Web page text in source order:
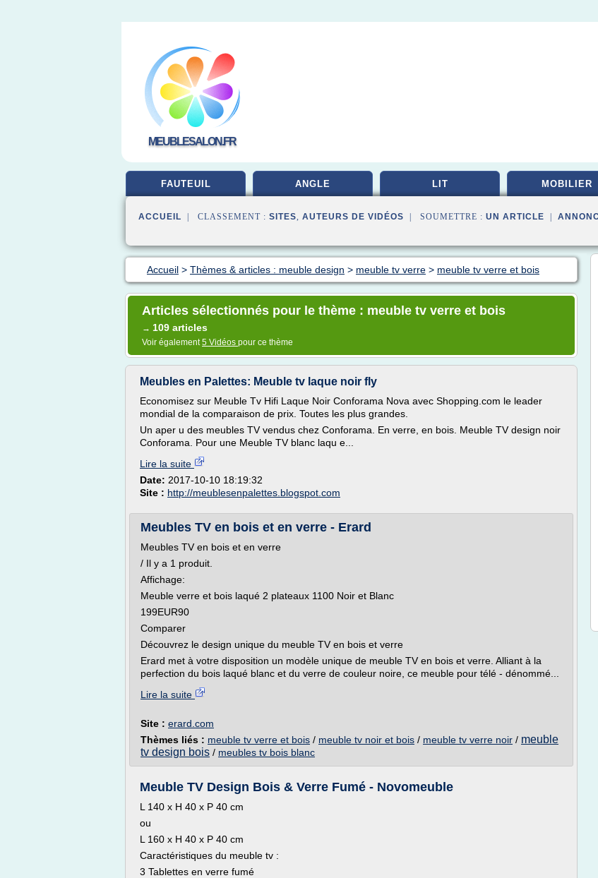
MEUBLESALON.FR
FAUTEUIL ANGLE LIT MOBILIER
ACCUEIL | CLASSEMENT : SITES, AUTEURS DE VIDÉOS | SOUMETTRE : UN ARTICLE
Accueil > Thèmes & articles : meuble design > meuble tv verre > meuble tv verre et bois
Articles sélectionnés pour le thème : meuble tv verre et bois
→ 109 articles
Voir également5 Vidéos pour ce thème
Meubles en Palettes: Meuble tv laque noir fly
Economisez sur Meuble Tv Hifi Laque Noir Conforama Nova avec Shopping.com le leader
mondial de la comparaison de prix. Toutes les plus grandes.
Un aper u des meubles TV vendus chez Conforama. En verre, en bois. Meuble TV design noir
Conforama. Pour une Meuble TV blanc laqu e...
Lire la suite
Date: 2017-10-10 18:19:32
Site : http://meublesenpalettes.blogspot.com
Meubles TV en bois et en verre - Erard
Meubles TV en bois et en verre
/ Il y a 1 produit.
Affichage:
Meuble verre et bois laqué 2 plateaux 1100 Noir et Blanc
199EUR90
Comparer
Découvrez le design unique du meuble TV en bois et verre
Erard met à votre disposition un modèle unique de meuble TV en bois et verre. Alliant à la
perfection du bois laqué blanc et du verre de couleur noire, ce meuble pour télé - dénommé...
Lire la suite
Site : erard.com
Thèmes liés : meuble tv verre et bois / meuble tv noir et bois / meuble tv verre noir / meuble
tv design bois / meubles tv bois blanc
Meuble TV Design Bois & Verre Fumé - Novomeuble
L 140 x H 40 x P 40 cm
ou
L 160 x H 40 x P 40 cm
Caractéristiques du meuble tv :
3 Tablettes en verre fumé